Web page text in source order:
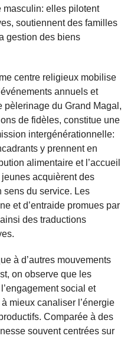
masculin: elles pilotent
soutiennent des familles
gestion des biens
centre religieux mobilise
annuels et
pèlerinage du Grand Magal,
de fidèles, constitue une
intergénérationnelle:
y prennent en
alimentaire et l’accueil
acquièrent des
sens du service. Les
et d’entraide promues par
des traductions
à d’autres mouvements
on observe que les
social et
mieux canaliser l’énergie
Comparée à des
souvent centrées sur